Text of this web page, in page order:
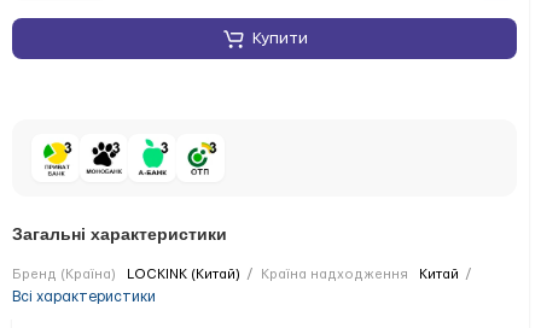
Купити
Загальні характеристики
Бренд (Країна) LOCKINK (Китай) Країна надходження Китай
Всі характеристики